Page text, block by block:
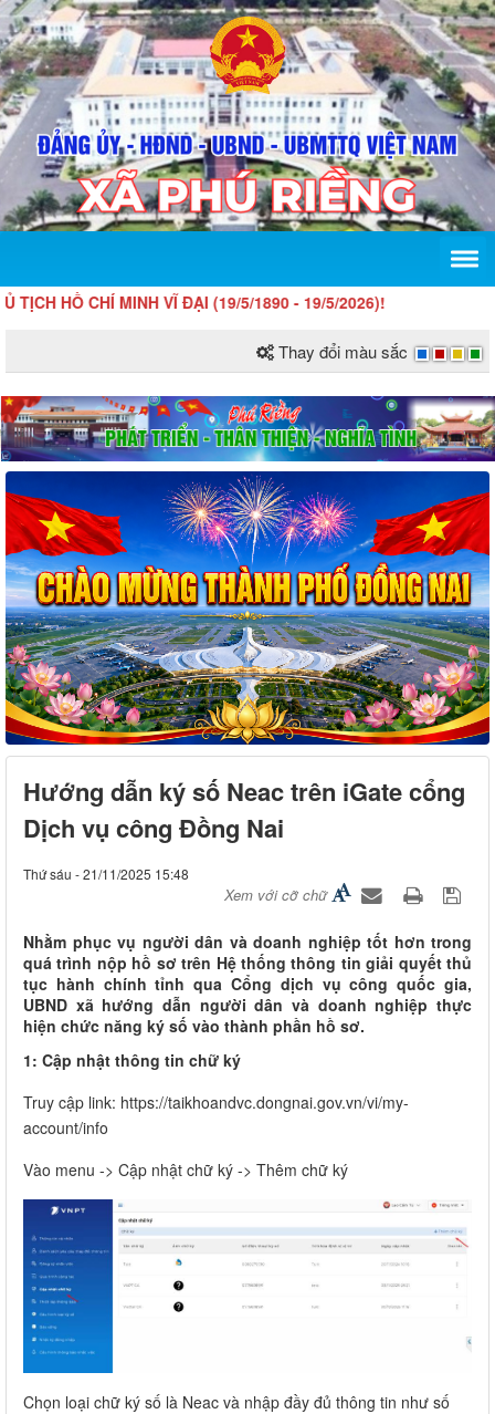
HỒ CHÍ MINH VĨ ĐẠI (19/5/1890 - 19/5/2026)!
Thay đổi màu sắc
Hướng dẫn ký số Neac trên iGate cổng
Dịch vụ công Đồng Nai
Thứ sáu - 21/11/2025 15:48
Xem với cỡ chữ
Nhằm phục vụ người dân và doanh nghiệp tốt hơn trong
quá trình nộp hồ sơ trên Hệ thống thông tin giải quyết thủ
tục hành chính tỉnh qua Cổng dịch vụ công quốc gia,
UBND xã hướng dẫn người dân và doanh nghiệp thực
hiện chức năng ký số vào thành phần hồ sơ.
1: Cập nhật thông tin chữ ký
Truy cập link: https://taikhoandvc.dongnai.gov.vn/vi/my-
account/info
Vào menu -> Cập nhật chữ ký -> Thêm chữ ký
Chọn loại chữ ký số là Neac và nhập đầy đủ thông tin như số